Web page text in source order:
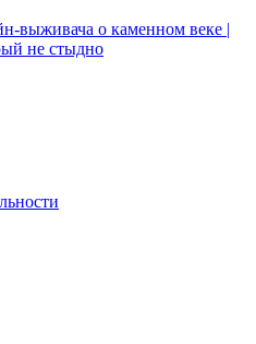
выживача о каменном веке |
не стыдно